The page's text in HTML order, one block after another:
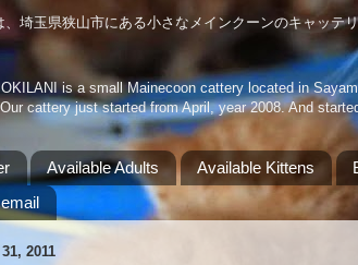
、埼玉県狭山市にある小さなメインクーンのキャッ
is a small Mainecoon cattery located in
cattery just started from April, year 2008. And
Available Adults Available Kittens
email
2011